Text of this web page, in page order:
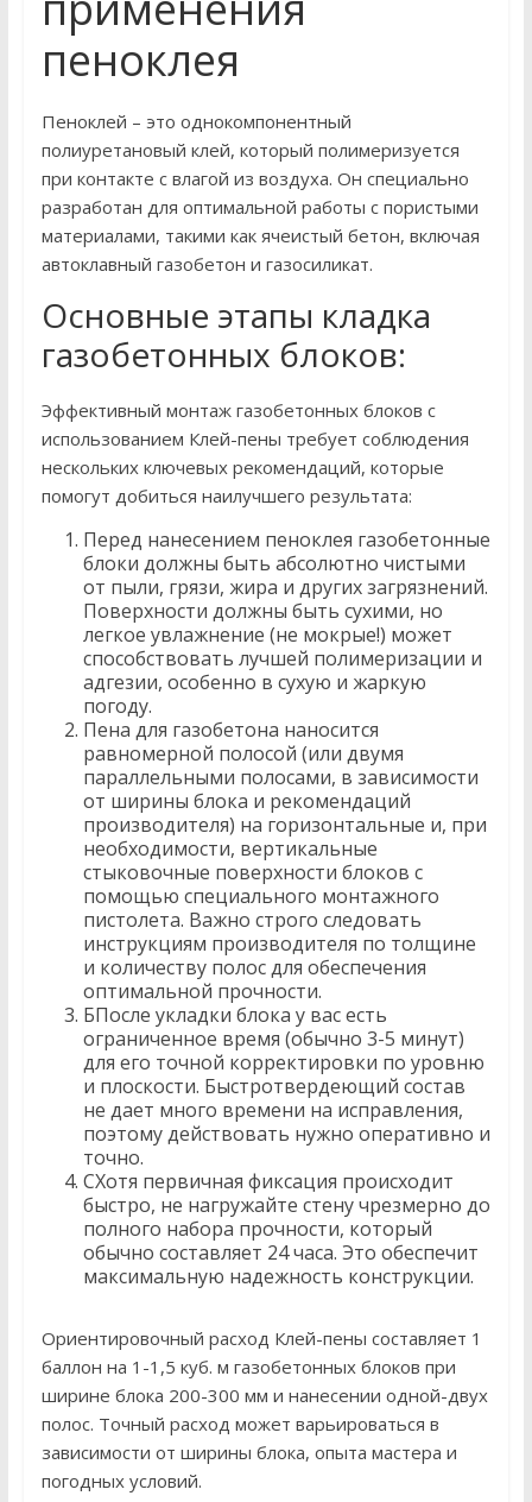
пеноклея
Пеноклей – это однокомпонентный
полиуретановый клей, который полимеризуется
при контакте с влагой из воздуха. Он специально
разработан для оптимальной работы с пористыми
материалами, такими как ячеистый бетон, включая
автоклавный газобетон и газосиликат.
Основные этапы кладка
газобетонных блоков:
Эффективный монтаж газобетонных блоков с
использованием Клей-пены требует соблюдения
нескольких ключевых рекомендаций, которые
помогут добиться наилучшего результата:
Перед нанесением пеноклея газобетонные
блоки должны быть абсолютно чистыми
от пыли, грязи, жира и других загрязнений.
Поверхности должны быть сухими, но
легкое увлажнение (не мокрые!) может
способствовать лучшей полимеризации и
адгезии, особенно в сухую и жаркую
погоду.
Пена для газобетона наносится
равномерной полосой (или двумя
параллельными полосами, в зависимости
от ширины блока и рекомендаций
производителя) на горизонтальные и, при
необходимости, вертикальные
стыковочные поверхности блоков с
помощью специального монтажного
пистолета. Важно строго следовать
инструкциям производителя по толщине
и количеству полос для обеспечения
оптимальной прочности.
БПосле укладки блока у вас есть
ограниченное время (обычно 3-5 минут)
для его точной корректировки по уровню
и плоскости. Быстротвердеющий состав
не дает много времени на исправления,
поэтому действовать нужно оперативно и
точно.
СХотя первичная фиксация происходит
быстро, не нагружайте стену чрезмерно до
полного набора прочности, который
обычно составляет 24 часа. Это обеспечит
максимальную надежность конструкции.
Ориентировочный расход Клей-пены составляет 1
баллон на 1-1,5 куб. м газобетонных блоков при
ширине блока 200-300 мм и нанесении одной-двух
полос. Точный расход может варьироваться в
зависимости от ширины блока, опыта мастера и
погодных условий.